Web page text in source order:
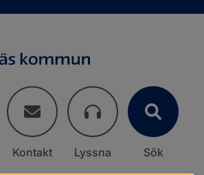
Kontakt Lyssna Sök